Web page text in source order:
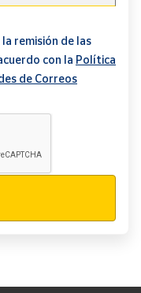
remisión de las
con la Política
de Correos